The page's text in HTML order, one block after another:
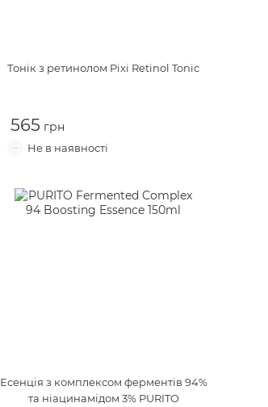
Тонік з ретинолом Pixi Retinol Tonic
565
Есенція з комплексом ферментів 94%
та ніацинамідом 3% PURITO